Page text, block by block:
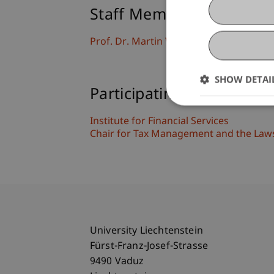
Staff Members
Prof. Dr. Martin Wenz
Participating Institutions
Institute for Financial Services
Chair for Tax Management and the
University Liechtenstein
Fürst-Franz-Josef-Strasse
9490 Vaduz
SHOW